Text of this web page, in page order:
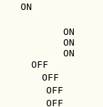
ON
ON
ON
ON
OFF
OFF
OFF
OFF